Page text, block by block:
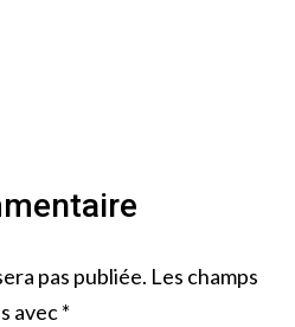
pas publiée. Les champs
avec*